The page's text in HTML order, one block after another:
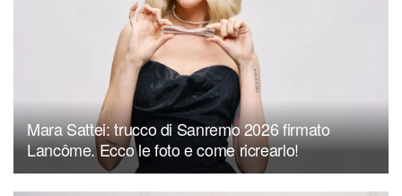
Mara Sattei: trucco di Sanremo 2026 firmato
Lancôme. Ecco le foto e come ricrearlo!